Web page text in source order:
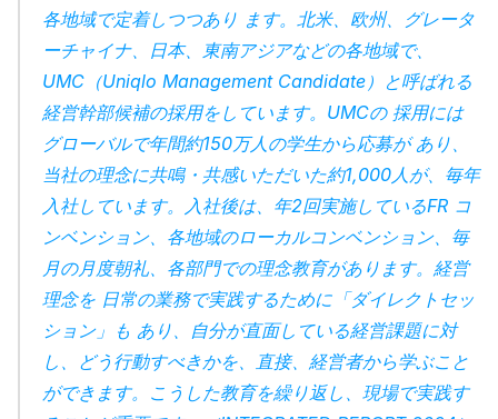
各地域で定着しつつあり ます。北米、欧州、グレータ
ーチャイナ、日本、東南アジアなどの各地域で、
UMC（Uniqlo Management Candidate）と呼ばれる
経営幹部候補の採用をしています。UMCの 採用には
グローバルで年間約150万人の学生から応募が あり、
当社の理念に共鳴・共感いただいた約1,000人が、毎年
入社しています。入社後は、年2回実施しているFR コ
ンベンション、各地域のローカルコンベンション、毎
月の月度朝礼、各部門での理念教育があります。経営
理念を 日常の業務で実践するために「ダイレクトセッ
ション」も あり、自分が直面している経営課題に対
し、どう行動すべきかを、直接、経営者から学ぶこと
ができます。こうした教育を繰り返し、現場で実践す